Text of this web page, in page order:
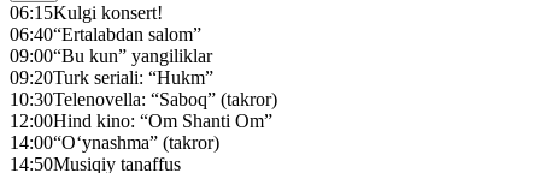
06:15Kulgi konsert!
06:40“Ertalabdan salom”
09:00“Bu kun” yangiliklar
09:20Turk seriali: “Hukm”
10:30Telenovella: “Saboq” (takror)
12:00Hind kino: “Om Shanti Om”
14:00“O‘ynashma” (takror)
14:50Musiqiy tanaffus